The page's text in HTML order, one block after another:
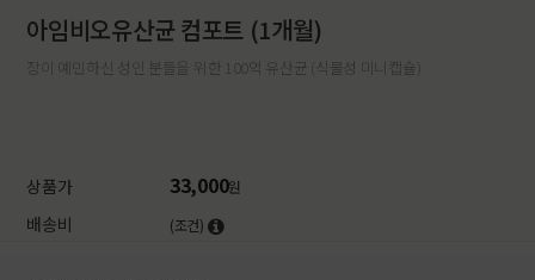
아임비오유산균 컴포트 (1개월)
장이 예민하신 성인 분들을 위한 100억 유산균 (식물성 미니캡슐)
상품가 33,000원
배송비 (조건)